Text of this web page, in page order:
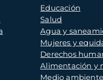
Educación
Salud
Agua y
Mujeres y
Derechos
Alimentación y
Medio ambiente